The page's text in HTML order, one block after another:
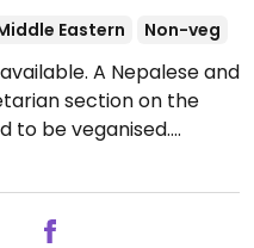
Eastern Non-veg
A Nepalese and
section on the
to be veganised.
curry, saag aloo,
Open Mon-Sun